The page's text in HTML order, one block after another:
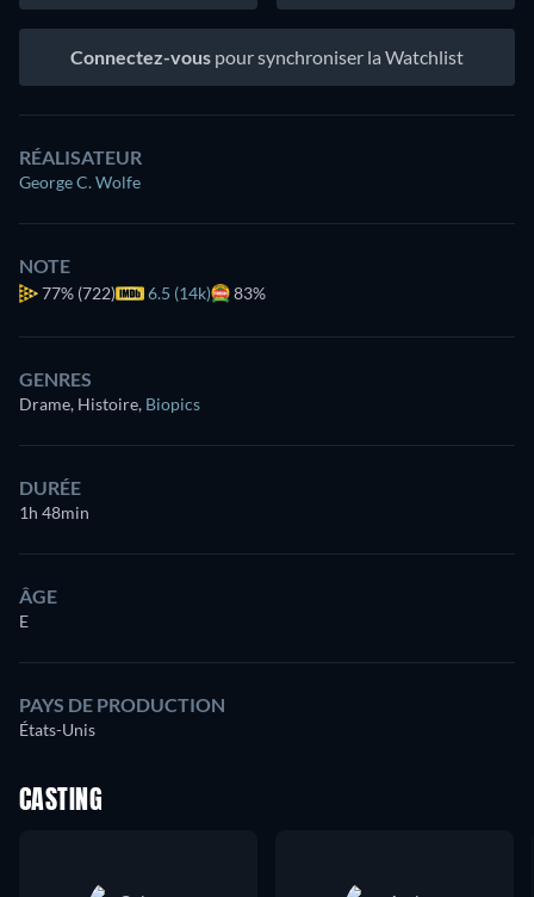
Connectez-vous pour synchroniser la Watchlist
RÉALISATEUR
George C. Wolfe
NOTE
77% (722) 6.5 (14k) 83%
GENRES
Drame, Histoire, Biopics
DURÉE
1h 48min
ÂGE
E
PAYS DE PRODUCTION
États-Unis
CASTING